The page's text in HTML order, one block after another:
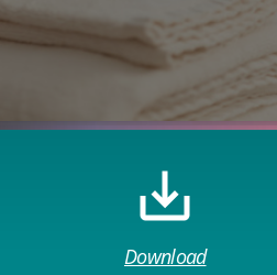
Download